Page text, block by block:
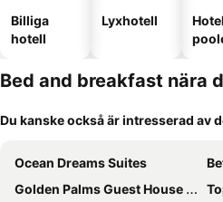
Billiga
hotell
Lyxhotell
Bed and breakfast nära
Du kanske också är intresserad av
Ocean Dreams Suites
Golden Palms Guest House & Cafe